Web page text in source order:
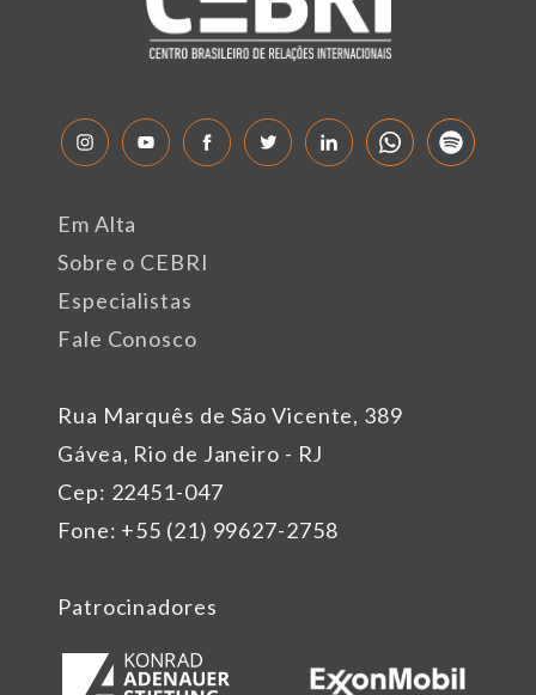
Rua Marquês de São Vicente, 389
Gávea, Rio de Janeiro - RJ
Cep: 22451-047
Fone: +55 (21) 99627-2758
Em Alta
Sobre o CEBRI
Especialistas
Fale Conosco
Patrocinadores